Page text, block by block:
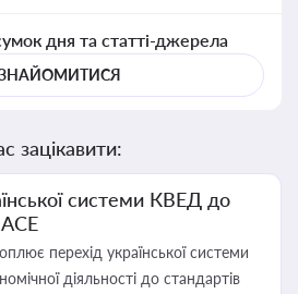
дня та статті-джерела
зацікавити:
системи КВЕД до
перехід української системи
діяльності до стандартів